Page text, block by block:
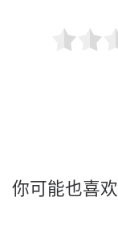
你可能也喜欢